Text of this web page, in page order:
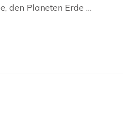
Weg
den Planeten Erde …